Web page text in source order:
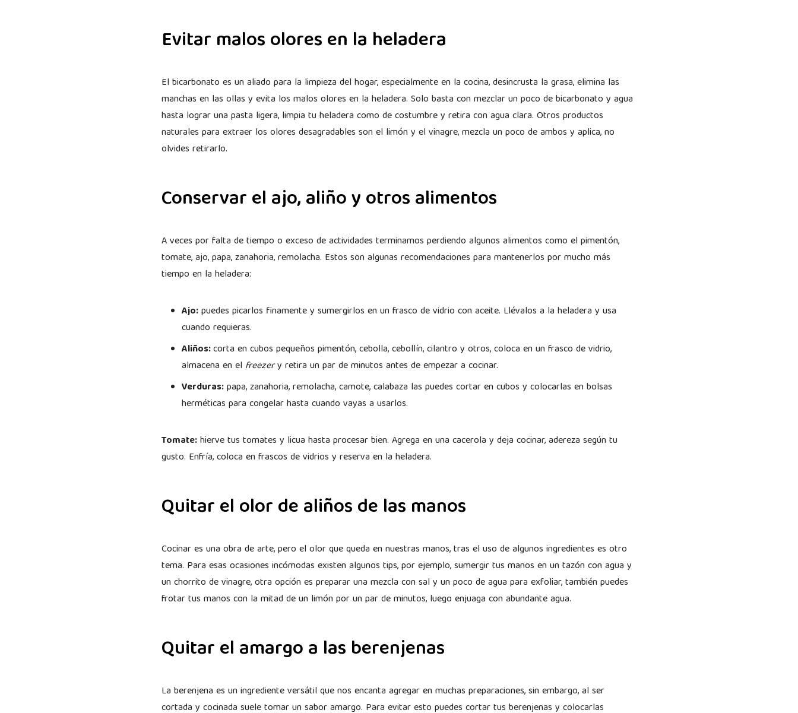
Evitar malos olores en la heladera
El bicarbonato es un aliado para la limpieza del hogar, especialmente en la cocina, desincrusta la grasa, elimina las
manchas en las ollas y evita los malos olores en la heladera. Solo basta con mezclar un poco de bicarbonato y agua
hasta lograr una pasta ligera, limpia tu heladera como de costumbre y retira con agua clara. Otros productos
naturales para extraer los olores desagradables son el limón y el vinagre, mezcla un poco de ambos y aplica, no
olvides retirarlo.
Conservar el ajo, aliño y otros alimentos
A veces por falta de tiempo o exceso de actividades terminamos perdiendo algunos alimentos como el pimentón,
tomate, ajo, papa, zanahoria, remolacha. Estos son algunas recomendaciones para mantenerlos por mucho más
tiempo en la heladera:
Ajo:puedes picarlos finamente y sumergirlos en un frasco de vidrio con aceite. Llévalos a la heladera y usa
cuando requieras.
Aliños:corta en cubos pequeños pimentón, cebolla, cebollín, cilantro y otros, coloca en un frasco de vidrio,
almacena en el freezery retira un par de minutos antes de empezar a cocinar.
Verduras:papa, zanahoria, remolacha, camote, calabaza las puedes cortar en cubos y colocarlas en bolsas
herméticas para congelar hasta cuando vayas a usarlos.
Tomate:hierve tus tomates y licua hasta procesar bien. Agrega en una cacerola y deja cocinar, adereza según tu
gusto. Enfría, coloca en frascos de vidrios y reserva en la heladera.
Quitar el olor de aliños de las manos
Cocinar es una obra de arte, pero el olor que queda en nuestras manos, tras el uso de algunos ingredientes es otro
tema. Para esas ocasiones incómodas existen algunos tips, por ejemplo, sumergir tus manos en un tazón con agua y
un chorrito de vinagre, otra opción es preparar una mezcla con sal y un poco de agua para exfoliar, también puedes
frotar tus manos con la mitad de un limón por un par de minutos, luego enjuaga con abundante agua.
Quitar el amargo a las berenjenas
La berenjena es un ingrediente versátil que nos encanta agregar en muchas preparaciones, sin embargo, al ser
cortada y cocinada suele tomar un sabor amargo. Para evitar esto puedes cortar tus berenjenas y colocarlas